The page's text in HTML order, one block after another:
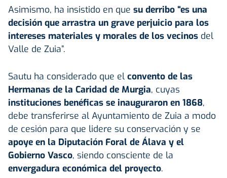
Asimismo, ha insistido en que su derribo “es una
decisión que arrastra un grave perjuicio para los
intereses materiales y morales de los vecinos del
Valle de Zuia”.
Sautu ha considerado que el convento de las
Hermanas de la Caridad de Murgia, cuyas
instituciones benéficas se inauguraron en 1868,
debe transferirse al Ayuntamiento de Zuia a modo
de cesión para que lidere su conservación y se
apoye en la Diputación Foral de Álava y el
Gobierno Vasco, siendo consciente de la
envergadura económica del proyecto.